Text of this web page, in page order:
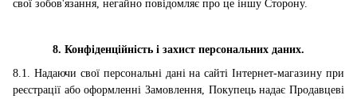
свої зобов'язання, негайно повідомляє про це іншу Сторону.
8. Конфіденційність і захист персональних даних.
8.1. Надаючи свої персональні дані на сайті Інтернет-магазину при
реєстрації або оформленні Замовлення, Покупець надає Продавцеві